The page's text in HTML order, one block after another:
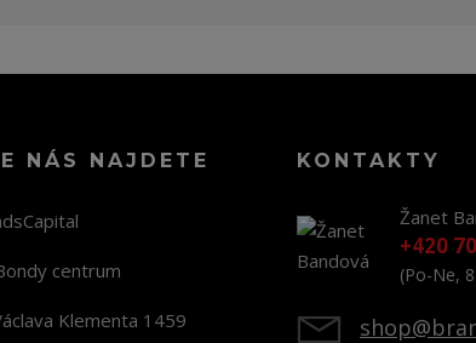
NÁS NAJDETE
centrum
Klementa 1459
KONTAKTY
Žanet
+420
(Po-Ne,